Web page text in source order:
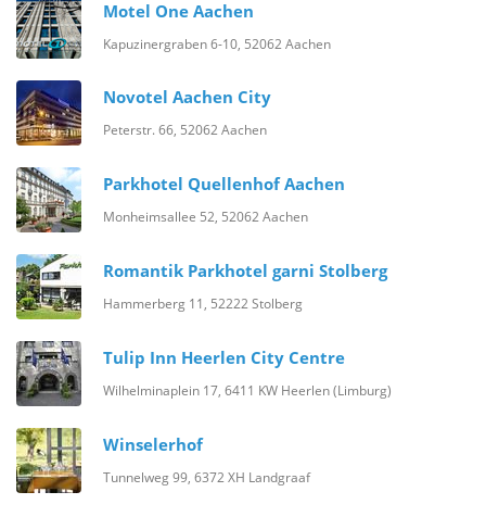
Motel One Aachen
Kapuzinergraben 6-10, 52062 Aachen
Novotel Aachen City
Peterstr. 66, 52062 Aachen
Parkhotel Quellenhof Aachen
Monheimsallee 52, 52062 Aachen
Romantik Parkhotel garni Stolberg
Hammerberg 11, 52222 Stolberg
Tulip Inn Heerlen City Centre
Wilhelminaplein 17, 6411 KW Heerlen (Limburg)
Winselerhof
Tunnelweg 99, 6372 XH Landgraaf